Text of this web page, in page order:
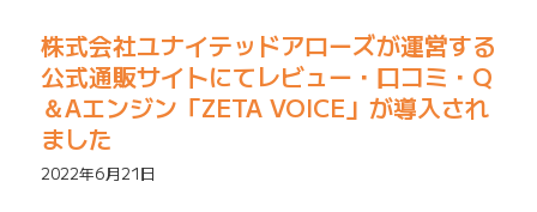
株式会社ユナイテッドアローズが運営する
公式通販サイトにてレビュー・口コミ・Q
＆Aエンジン「ZETA VOICE」が導入され
ました
2022年6月21日